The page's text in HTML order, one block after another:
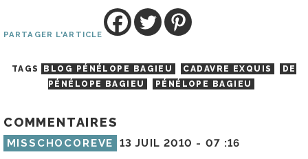
PARTAGER L'ARTICLE
TAGS BLOG PÉNÉLOPE BAGIEU CADAVRE EXQUIS
DE
PÉNÉLOPE BAGIEU
PÉNÉLOPE BAGIEU
COMMENTAIRES
MISSCHOCOREVE 13 JUIL 2010 - 07 :16